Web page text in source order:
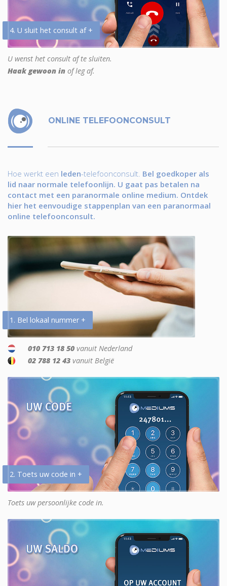
4. U sluit het consult af +
U wenst het consult af te sluiten.
Haak gewoon in of leg af.
ONLINE TELEFOONCONSULT
Hoe werkt een leden-telefoonconsult. Bel goedkoper als
lid naar normale telefoonlijn. U gaat pas betalen na
contact met een paranormale online medium. Ontdek
hier het eenvoudige stappenplan van een paranormaal
online telefoonconsult.
1. Bel lokaal nummer +
010 713 18 50 vanuit Nederland
02 788 12 43 vanuit België
2. Toets uw code in +
Toets uw persoonlijke code in.